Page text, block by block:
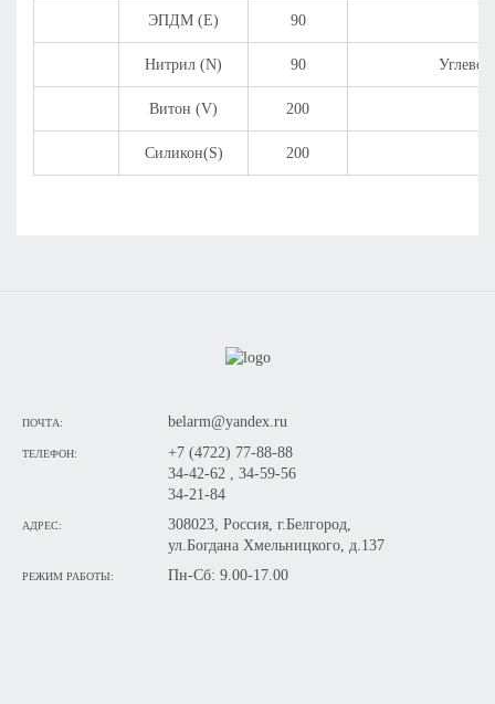
ЭПДМ (Е) 90
Нитрил (N) 90
Витон (V) 200
Силикон(S) 200
ПОЧТА: belarm@yandex.ru
ТЕЛЕФОН:
+7 (4722) 77-88-88
34-42-62 , 34-59-56
34-21-84
АДРЕС:
308023, Россия, г.Белгород,
ул.Богдана Хмельницкого, д.137
РЕЖИМ РАБОТЫ: Пн-Сб: 9.00-17.00